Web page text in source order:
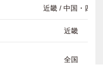
近畿 / 中国・四国
近畿
全国